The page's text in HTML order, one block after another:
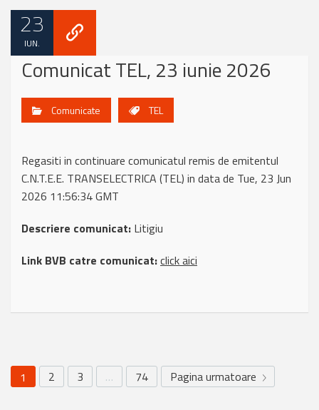
23
IUN.
Comunicat TEL, 23 iunie 2026
Comunicate TEL
Regasiti in continuare comunicatul remis de emitentul
C.N.T.E.E. TRANSELECTRICA (TEL) in data de Tue, 23 Jun
2026 11:56:34 GMT
Descriere comunicat: Litigiu
Link BVB catre comunicat:click aici
1 2 3 … 74 Pagina urmatoare